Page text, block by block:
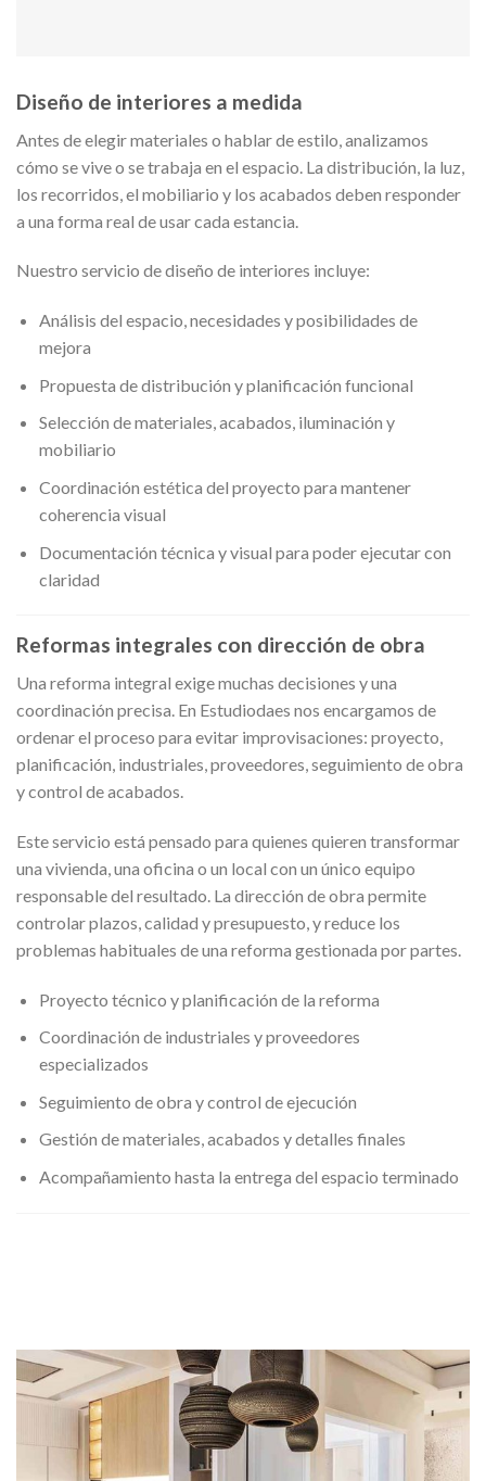
Diseño de interiores a medida
Antes de elegir materiales o hablar de estilo, analizamos
cómo se vive o se trabaja en el espacio. La distribución, la luz,
los recorridos, el mobiliario y los acabados deben responder
a una forma real de usar cada estancia.
Nuestro servicio de diseño de interiores incluye:
Análisis del espacio, necesidades y posibilidades de
mejora
Propuesta de distribución y planificación funcional
Selección de materiales, acabados, iluminación y
mobiliario
Coordinación estética del proyecto para mantener
coherencia visual
Documentación técnica y visual para poder ejecutar con
claridad
Reformas integrales con dirección de obra
Una reforma integral exige muchas decisiones y una
coordinación precisa. En Estudiodaes nos encargamos de
ordenar el proceso para evitar improvisaciones: proyecto,
planificación, industriales, proveedores, seguimiento de obra
y control de acabados.
Este servicio está pensado para quienes quieren transformar
una vivienda, una oficina o un local con un único equipo
responsable del resultado. La dirección de obra permite
controlar plazos, calidad y presupuesto, y reduce los
problemas habituales de una reforma gestionada por partes.
Proyecto técnico y planificación de la reforma
Coordinación de industriales y proveedores
especializados
Seguimiento de obra y control de ejecución
Gestión de materiales, acabados y detalles finales
Acompañamiento hasta la entrega del espacio terminado